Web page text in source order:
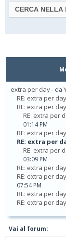
extra per day- da
RE: extra per day
RE: extra per day
RE: extra per
01:14 PM
RE: extra per day
RE: extra per
RE: extra per
03:09 PM
RE: extra per day
RE: extra per day
07:54 PM
RE: extra per day
RE: extra per day
Vai al forum: